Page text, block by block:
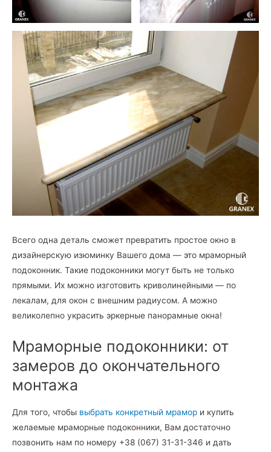
Всего одна деталь сможет превратить простое окно в
дизайнерскую изюминку Вашего дома — это мраморный
подоконник. Такие подоконники могут быть не только
прямыми. Их можно изготовить криволинейными — по
лекалам, для окон с внешним радиусом. А можно
великолепно украсить эркерные панорамные окна!
Мраморные подоконники: от
замеров до окончательного
монтажа
Для того, чтобы выбрать конкретный мрамор и купить
желаемые мраморные подоконники, Вам достаточно
позвонить нам по номеру +38 (067) 31-31-346 и дать